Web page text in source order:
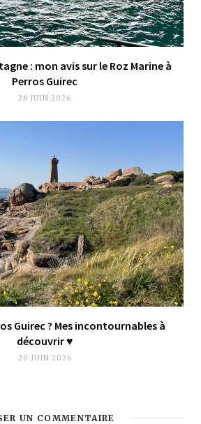
: mon avis sur le Roz Marine à
Perros Guirec
28 JUIN 2026
Guirec ? Mes incontournables à
découvrir ♥︎
20 JUIN 2026
UN COMMENTAIRE